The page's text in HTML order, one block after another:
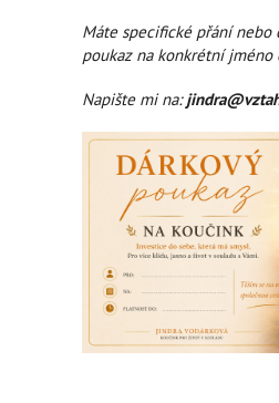
Máte specifické přání nebo
poukaz na konkrétní jméno
Napište mi na: